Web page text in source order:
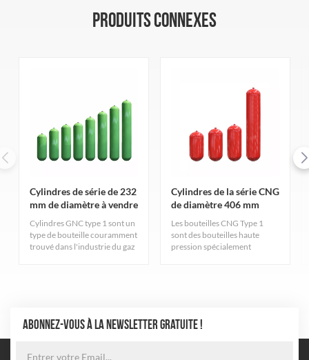
PRODUITS CONNEXES
Cylindres de série de 232
mm de diamètre à vendre
Cylindres GNC type 1 sont un
type de bouteille couramment
trouvé dans l'industrie du gaz
Cylindres de la série CNG
de diamètre 406 mm
Les bouteilles CNG Type 1
sont des bouteilles haute
pression spécialement
cylindre adopte le processus
ABONNEZ-VOUS À LA NEWSLETTER GRATUITE !